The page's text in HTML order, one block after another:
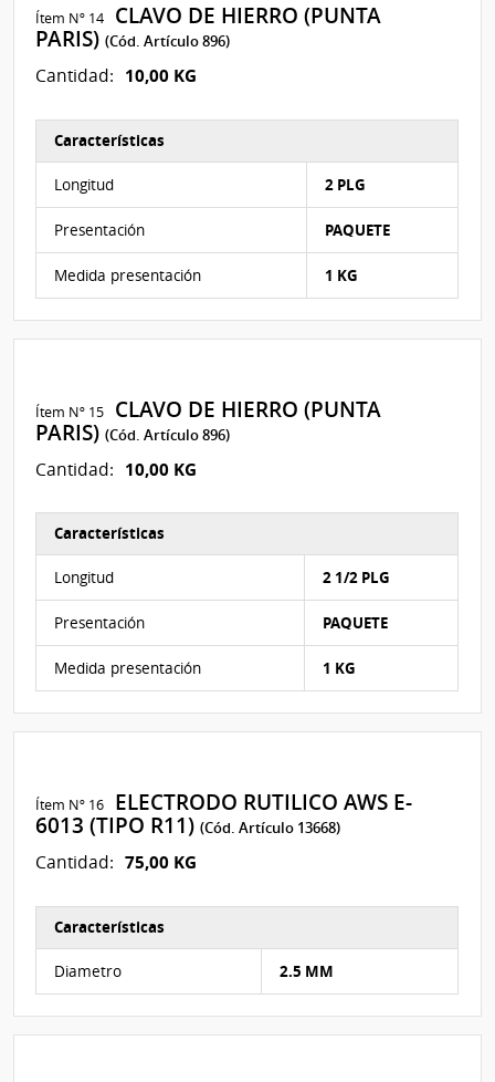
Ítem Nº 14
CLAVO DE HIERRO (PUNTA
PARIS)(Cód. Artículo 896)
Cantidad: 10,00 KG
Características del Ítem Nº 89
Características
Longitud 2 PLG
Presentación PAQUETE
Medida presentación 1 KG
Ítem Nº 15
CLAVO DE HIERRO (PUNTA
PARIS)(Cód. Artículo 896)
Cantidad: 10,00 KG
Características
Longitud 2 1/2 PLG
Presentación PAQUETE
Medida presentación 1 KG
Ítem Nº 16
ELECTRODO RUTILICO AWS E-
6013 (TIPO R11)(Cód. Artículo 13668)
Cantidad: 75,00 KG
Características del Ítem Nº 91
Características
Diametro 2.5 MM